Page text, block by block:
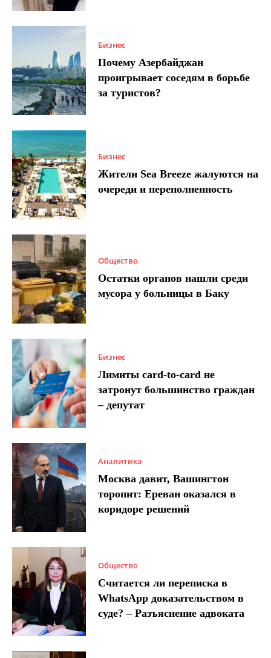
Бизнес
Почему Азербайджан
проигрывает соседям в борьбе
за туристов?
Бизнес
Жители Sea Breeze жалуются на
очереди и переполненность
Общество
Остатки органов нашли среди
мусора у больницы в Баку
Бизнес
Лимиты card-to-card не
затронут большинство граждан
– депутат
Аналитика
Москва давит, Вашингтон
торопит: Ереван оказался в
коридоре решений
Общество
Считается ли переписка в
WhatsApp доказательством в
суде? – Разъяснение адвоката